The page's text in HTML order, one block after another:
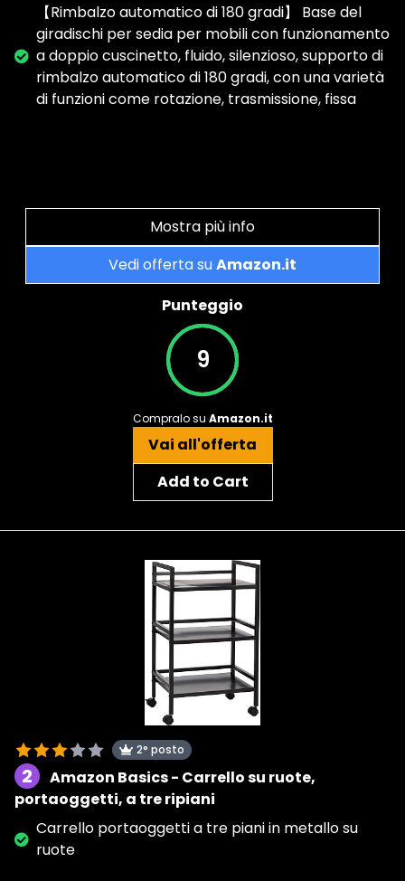
【Rimbalzo automatico di 180 gradi】 Base del
giradischi per sedia per mobili con funzionamento
a doppio cuscinetto, fluido, silenzioso, supporto di
rimbalzo automatico di 180 gradi, con una varietà
di funzioni come rotazione, trasmissione, fissa
Mostra più info
Vedi offerta suAmazon.it
Punteggio
9
Compralo su Amazon.it
Vai all'offerta
Add to Cart
2° posto
2
Amazon Basics - Carrello su ruote,
portaoggetti, a tre ripiani
Carrello portaoggetti a tre piani in metallo su
ruote